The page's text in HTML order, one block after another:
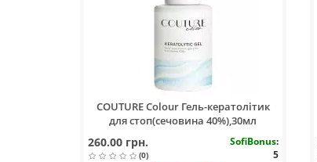
COUTURE Colour Гель-кератолітик
для стоп(сечовина 40%),30мл
260.00 грн.
(0)
SofiBonus:
5